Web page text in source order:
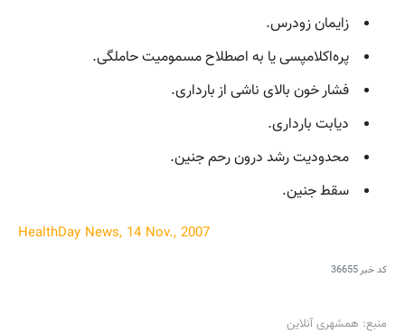
زایمان زودرس.
پره‌اکلامپسی یا به اصطلاح مسمومیت حاملگی.
فشار خون بالای ناشی از بارداری.
دیابت بارداری.
محدودیت رشد درون رحم جنین.
سقط جنین.
HealthDay News, 14 Nov., 2007
کد خبر36655
منبع: همشهری آنلاین